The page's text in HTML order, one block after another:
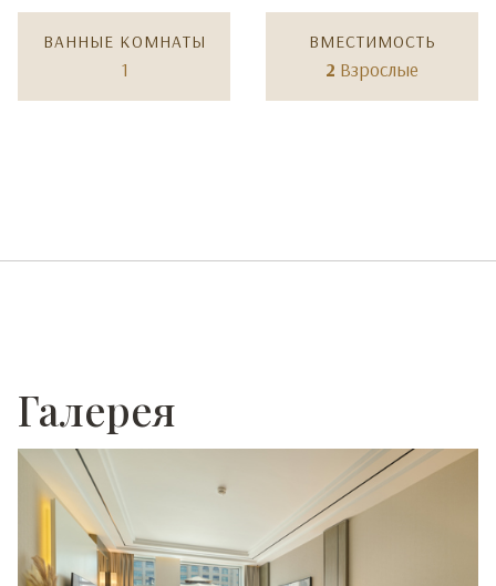
1
ВАННЫЕ КОМНАТЫ
2 Взрослые
ВМЕСТИМОСТЬ
Галерея